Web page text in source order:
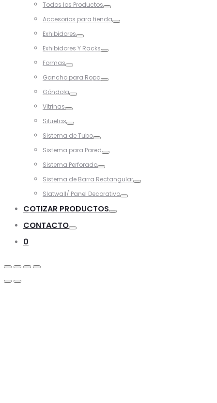
Todos los Productos
Accesorios para tienda
Exhibidores
Exhibidores Y Racks
Formas
Gancho para Ropa
Góndola
Vitrinas
Siluetas
Sistema de Tubo
Sistema para Pared
Sistema Perforado
Sistema de Barra Rectangular
Slatwall/ Panel Decorativo
COTIZAR PRODUCTOS
CONTACTO
0